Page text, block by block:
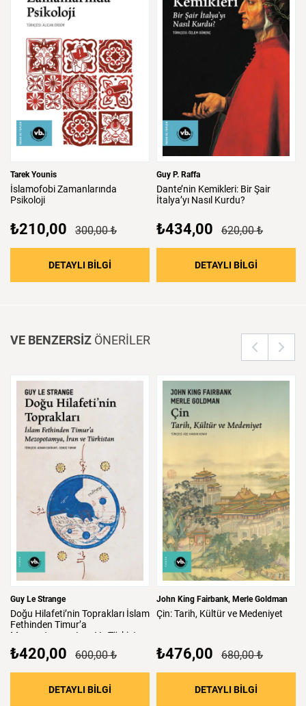
Tarek Younis
İslamofobiZamanlarında
Psikoloji
₺210,00 300,00 ₺
DETAYLI BİLGİ : İslamofobi Zamanlarında Psikoloji
Guy P. Raffa
Dante’nin Kemikleri: BirŞair
İtalya’yı Nasıl Kurdu?
₺434,00 620,00 ₺
DETAYLI BİLGİ
VE BENZERSİZ ÖNERİLER
Guy Le Strange
Doğu Hilafeti’nin Toprakları İslam
Fethinden Timur’a
Mezopotamya,
Iran Ve Türkistan
₺420,00 600,00 ₺
DETAYLI BİLGİ : Doğu Hilafeti’nin Toprakları İslam
John King Fairbank Merle Goldman
Çin:Tarih, Kültürve Medeniyet
₺476,00 680,00 ₺
DETAYLI BİLGİ